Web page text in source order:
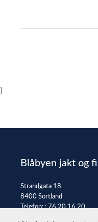
}
Blåbyen jakt og
Strandgata 18
8400 Sortland
Telefon: :76 20 16 20